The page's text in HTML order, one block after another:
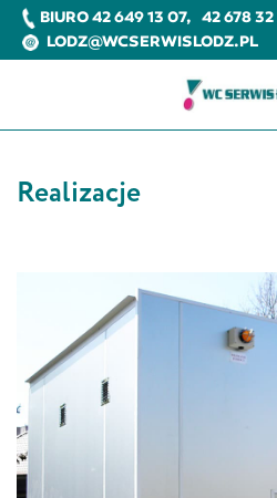
BIURO42 649 13 07, 42 678 32
LODZ@WCSERWISLODZ.PL
Realizacje